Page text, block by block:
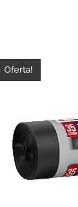
Oferta!